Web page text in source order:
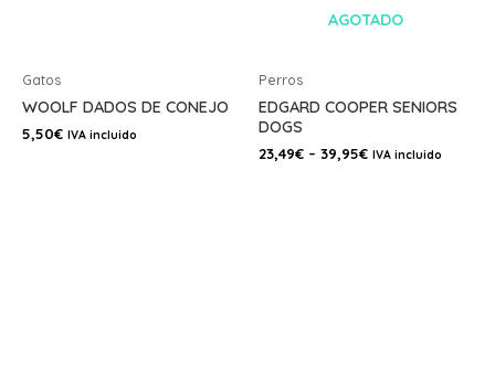
Gatos
WOOLF DADOS DE CONEJO
5,50€ IVA incluido
AGOTADO
Perros
EDGARD COOPER SENIORS
DOGS
23,49€ – 39,95€ IVA incluido